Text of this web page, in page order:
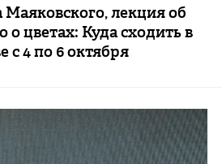
лекция об
о цветах: Куда сходить в
с 4 по 6 октября